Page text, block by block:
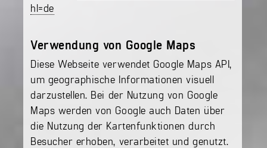
hl=de
Verwendung von Google Maps
Diese Webseite verwendet Google Maps API,
um geographische Informationen visuell
darzustellen. Bei der Nutzung von Google
Maps werden von Google auch Daten über
die Nutzung der Kartenfunktionen durch
Besucher erhoben, verarbeitet und genutzt.